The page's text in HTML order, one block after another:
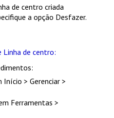
de centro criada
a opção Desfazer.
Linha de centro:
Início > Gerenciar >
Ferramentas >